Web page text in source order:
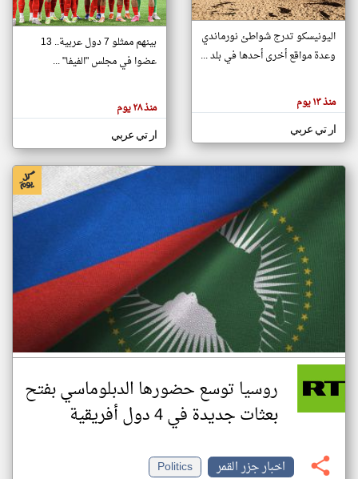
تغيير الدولة
اخبار جزر القمر على مدار الساعة
أهم اخبار جزر القمر العاجلة والمباشرة
هنا عن
وجهة
كاتبيها.
اليونيسكو تدرج شواطئ نورماندي
وعدة مواقع أخرى أحدها في بلد ...
منذ ١٣ يوم
ار تي عربي
بينهم ممثلو 7 دول عربية.. 13
عضوا في مجلس "الفيفا" ...
منذ ٢٨ يوم
ار تي عربي
روسيا توسع حضورها الدبلوماسي بفتح
بعثات جديدة في 4 دول أفريقية
اخبار جزر القمر
Politics
klyoum.com